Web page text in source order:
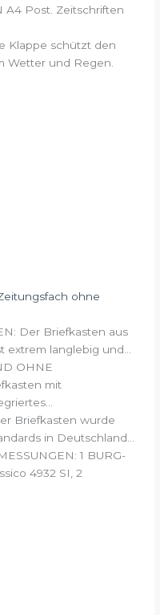
A4 Post. Zeitschriften
Klappe schützt den
Wetter und Regen.
ohne
Der Briefkasten aus
langlebig und...
OHNE
mit
Briefkasten wurde
in Deutschland...
1 BURG-
4932 SI, 2